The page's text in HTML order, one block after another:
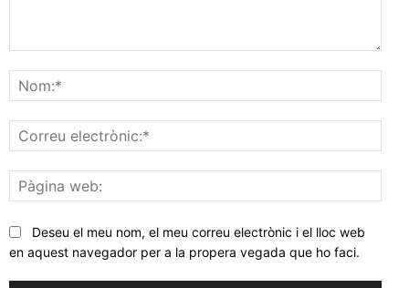
web:
Deseu el meu nom, el meu correu electrònic i el lloc web
en aquest navegador per a la propera vegada que ho faci.